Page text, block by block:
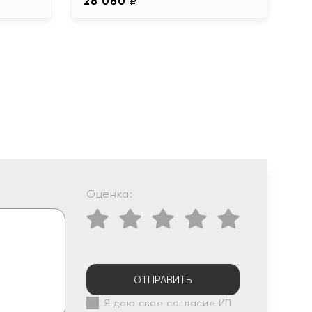
Оценка:
ОТПРАВИТЬ
Я даю свое согласие ИП